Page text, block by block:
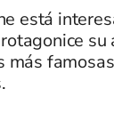
está
su
más